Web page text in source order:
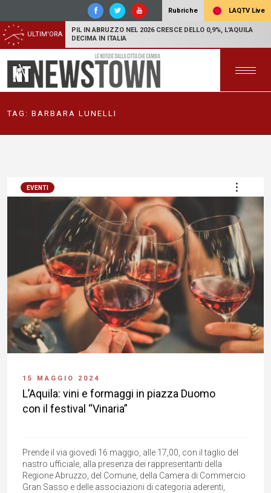
Rubriche LAQTV Live
ULTIM'ORA
PIL IN ABRUZZO NEL 2026 CRESCE DELLO 0,9%, L'AQUILA
DECIMA IN ITALIA
TAG: BARBARA LUNELLI
EVENTI
15 MAGGIO 2024
L’Aquila: vini e formaggi in piazza Duomo
con il festival “Vinaria”
Prende il via giovedì 16 maggio, alle 17,00, con il taglio del
nastro ufficiale, alla presenza dei rappresentanti della
Regione Abruzzo, del Comune, della Camera di Commercio
Gran Sasso e delle associazioni di categoria aderenti,